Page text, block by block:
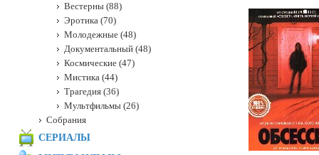
Вестерны (88)
Эротика (70)
Молодежные (48)
Документальный (48)
Космические (47)
Мистика (44)
Трагедия (36)
Мультфильмы (26)
Собрания
СЕРИАЛЫ